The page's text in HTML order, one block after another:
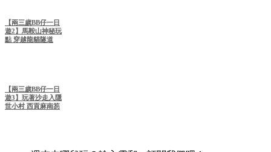
【兩三歲BB仔一日
遊2】馬鞍山神秘玩
點 穿越龍貓隧道
【兩三歲BB仔一日
遊3】玩著沙走入隱
世小村 西貢麻南笏